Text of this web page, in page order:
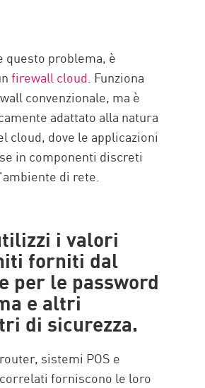
questo problema, è
firewall cloud. Funziona
convenzionale, ma è
adattato alla natura
cloud, dove le applicazioni
in componenti discreti
di rete.
i valori
forniti dal
per le password
e altri
di sicurezza.
sistemi POS e
forniscono le loro